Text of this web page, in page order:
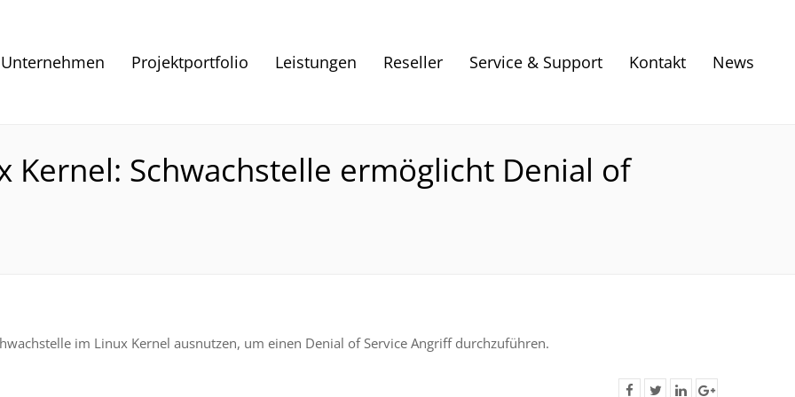
Unternehmen Projektportfolio Leistungen Reseller Service & Support Kontakt News
Kernel: Schwachstelle ermöglicht Denial of
im Linux Kernel ausnutzen, um einen Denial of Service Angriff durchzuführen.